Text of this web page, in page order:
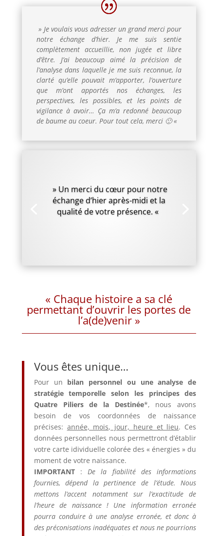
» Je voulais vous adresser un grand merci pour
notre échange d’hier. Je me suis sentie
complètement accueillie, non jugée et libre
d’être. J’ai beaucoup aimé la précision de
l’analyse dans laquelle je me suis reconnue, la
clarté qu’elle pouvait m’apporter, l’ouverture
que m’ont apportés nos échanges, les
perspectives, les possibles, et les points de
vigilance à avoir… Ça m’a redonné beaucoup
de baume au coeur. Pour tout cela, merci 🙂 «
» Un merci du cœur pour notre
échange d’hier après-midi et la
qualité de votre présence. «
« Chaque histoire a sa clé
permettant d’ouvrir les portes de
l’a(de)venir »
Vous êtes unique…
Pour un bilan personnel ou une analyse de
stratégie temporelle selon les principes des
Quatre Piliers de la Destinée*, nous avons
besoin de vos coordonnées de naissance
précises: année, mois, jour, heure et lieu. Ces
données personnelles nous permettront d’établir
votre carte idividuelle colorée des « énergies » du
moment de votre naissance.
IMPORTANT:De la fiabilité des informations
fournies, dépend la pertinence de l’étude. Nous
mettons l’accent notamment sur l’exactitude de
l’heure de naissance ! Une information erronée
pourra conduire à une analyse erronée, et donc à
des préconisations inadéquates et nous ne pourrions